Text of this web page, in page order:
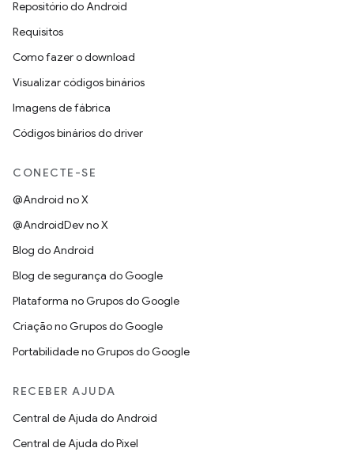
Repositório do Android
Requisitos
Como fazer o download
Visualizar códigos binários
Imagens de fábrica
Códigos binários do driver
CONECTE-SE
@Android no X
@AndroidDev no X
Blog do Android
Blog de segurança do Google
Plataforma no Grupos do Google
Criação no Grupos do Google
Portabilidade no Grupos do Google
RECEBER AJUDA
Central de Ajuda do Android
Central de Ajuda do Pixel